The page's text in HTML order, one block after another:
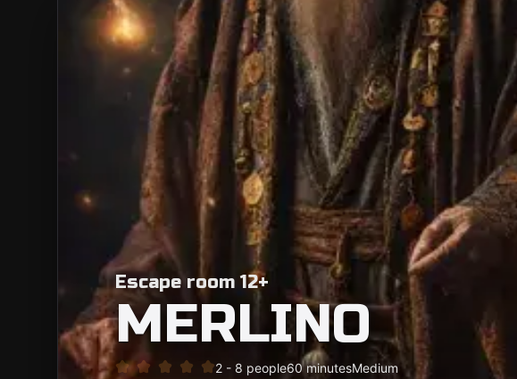
Escape room 12+
MERLINO
2 - 8 people60 minutesMedium